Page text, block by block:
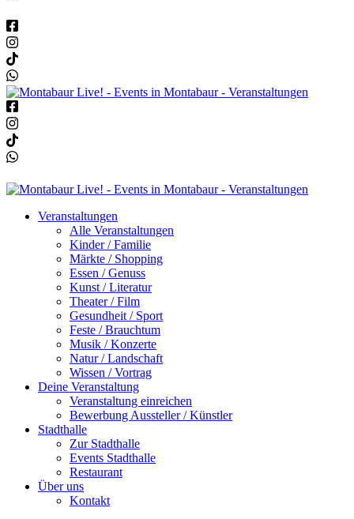
Veranstaltungen
Alle Veranstaltungen
Kinder / Familie
Märkte / Shopping
Essen / Genuss
Kunst / Literatur
Theater / Film
Gesundheit / Sport
Feste / Brauchtum
Musik / Konzerte
Natur / Landschaft
Wissen / Vortrag
Deine Veranstaltung
Veranstaltung einreichen
Bewerbung Aussteller / Künstler
Stadthalle
Zur Stadthalle
Events Stadthalle
Restaurant
Über uns
Kontakt